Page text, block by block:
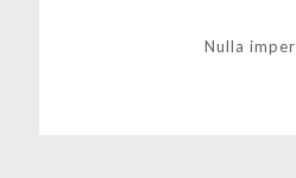
Nulla